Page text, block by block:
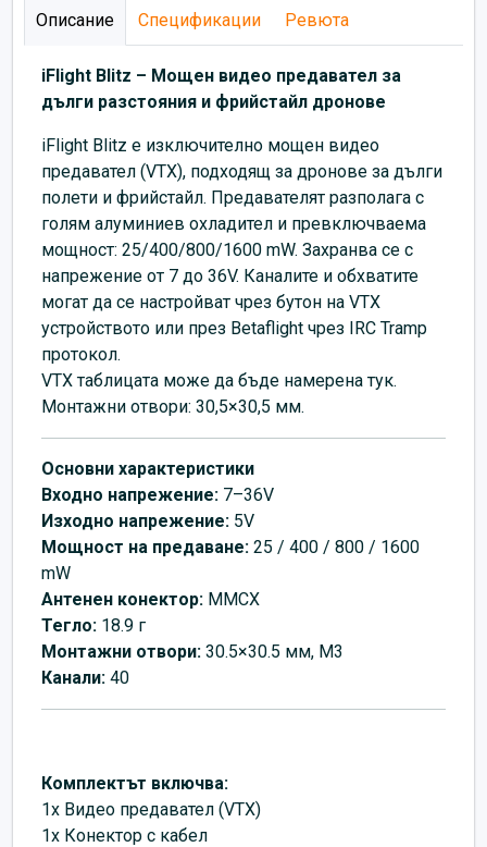
Описание Спецификации Ревюта
iFlight Blitz – Мощен видео предавател за
дълги разстояния и фрийстайл дронове
iFlight Blitz е изключително мощен видео
предавател (VTX), подходящ за дронове за дълги
полети и фрийстайл. Предавателят разполага с
голям алуминиев охладител и превключваема
мощност: 25/400/800/1600 mW. Захранва се с
напрежение от 7 до 36V. Каналите и обхватите
могат да се настройват чрез бутон на VTX
устройството или през Betaflight чрез IRC Tramp
протокол.
VTX таблицата може да бъде намерена тук.
Монтажни отвори: 30,5×30,5 мм.
Основни характеристики
Входно напрежение: 7–36V
Изходно напрежение: 5V
Мощност на предаване: 25 / 400 / 800 / 1600
mW
Антенен конектор: MMCX
Тегло: 18.9 г
Монтажни отвори: 30.5×30.5 мм, M3
Канали: 40
Комплектът включва:
1x Видео предавател (VTX)
1x Конектор с кабел